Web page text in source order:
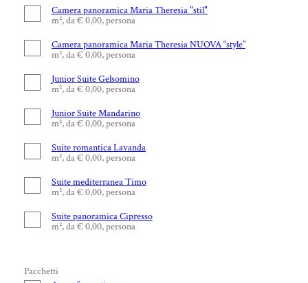
Camera panoramica Maria Theresia "stil"
m², da € 0,00, persona
Camera panoramica Maria Theresia NUOVA “style”
m², da € 0,00, persona
Junior Suite Gelsomino
m², da € 0,00, persona
Junior Suite Mandarino
m², da € 0,00, persona
Suite romantica Lavanda
m², da € 0,00, persona
Suite mediterranea Timo
m², da € 0,00, persona
Suite panoramica Cipresso
m², da € 0,00, persona
Pacchetti